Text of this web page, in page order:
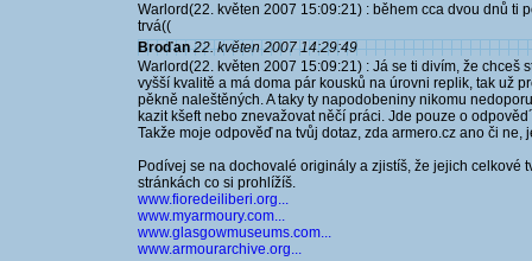
Warlord(22. květen 2007 15:09:21) : během cca dvou dnů ti
trvá((
Broďan 22. květen 2007 14:29:49
Warlord(22. květen 2007 15:09:21) : Já se ti divím, že chceš
vyšší kvalitě a má doma pár kousků na úrovni replik, tak už
pěkně naleštěných. A taky ty napodobeniny nikomu
kazit kšeft nebo znevažovat něčí práci. Jde pouze o
Takže moje odpověď na tvůj dotaz, zda armero.cz ano či ne,
Podívej se na dochovalé originály a zjistíš, že jejich celkové
stránkách co si prohlížíš.
www.fioredeiliberi.org...
www.myarmoury.com...
www.glasgowmuseums.com...
www.armourarchive.org...